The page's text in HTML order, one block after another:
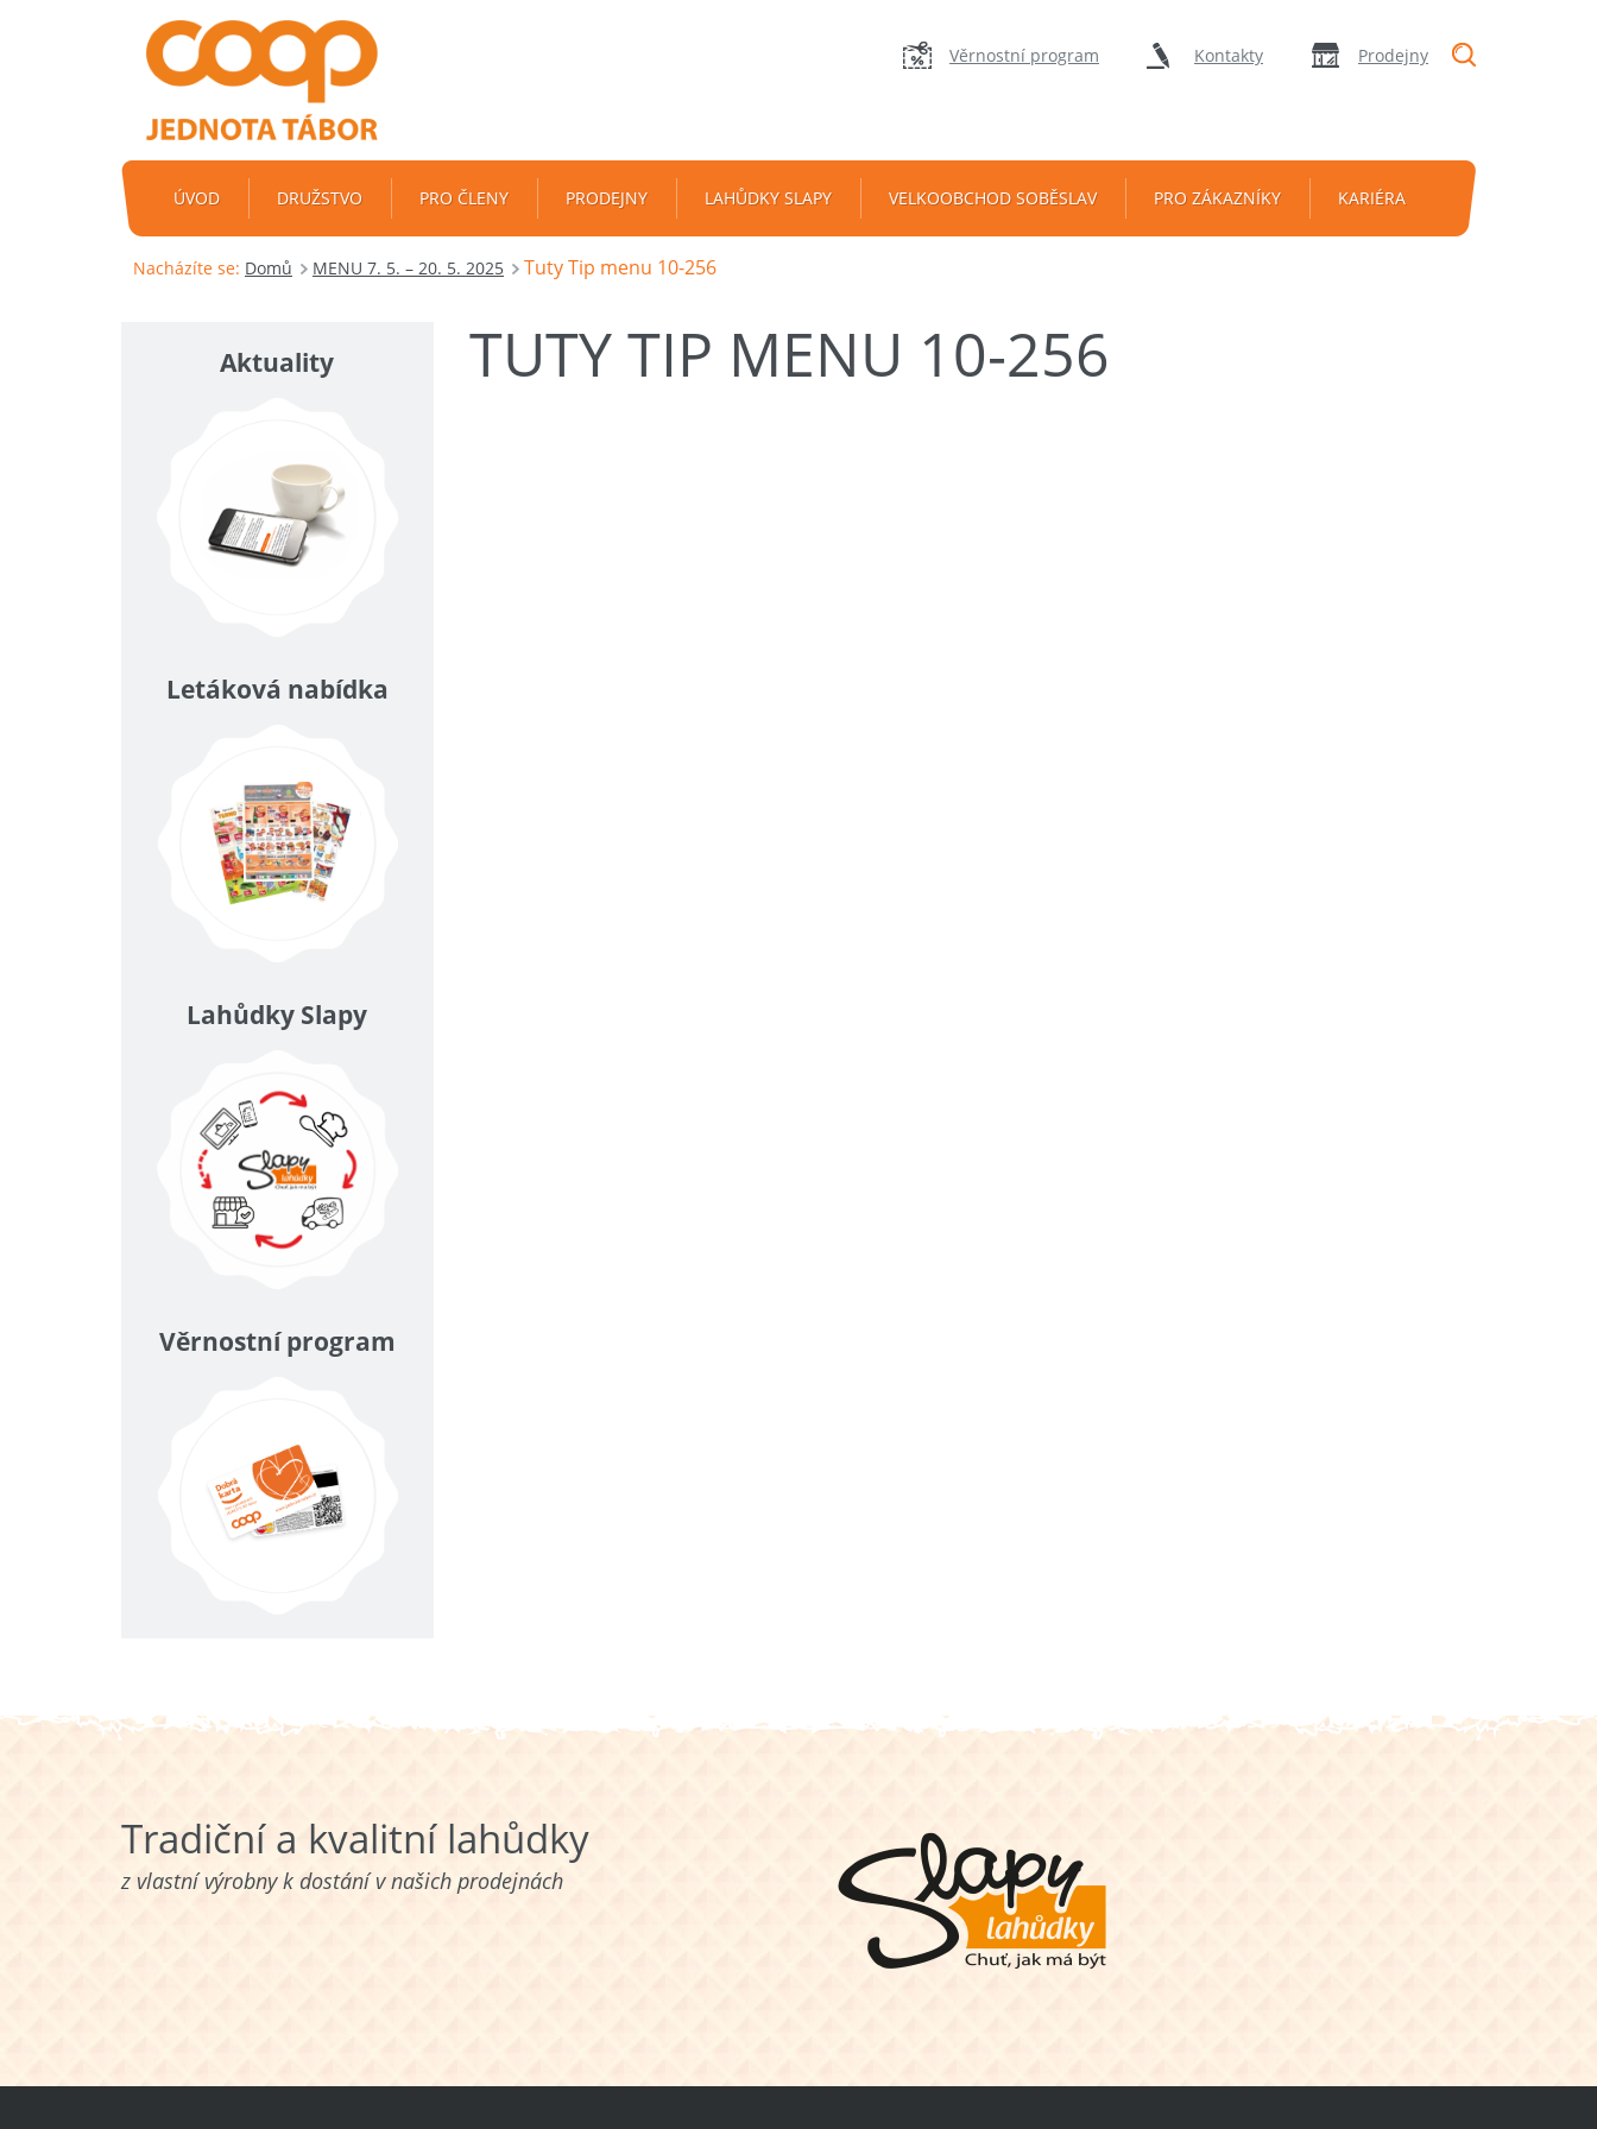
Věrnostní program Kontakty Prodejny
ÚVOD DRUŽSTVO PRO ČLENY PRODEJNY LAHŮDKY SLAPY VELKOOBCHOD SOBĚSLAV PRO ZÁKAZNÍKY KARIÉRA
Nacházíte se: Domů MENU 7. 5. – 20. 5. 2025 Tuty Tip menu 10-256
TUTY TIP MENU 10-256
Aktuality
Letáková nabídka
Lahůdky Slapy
Věrnostní program
Tradiční a kvalitní lahůdky
z vlastní výrobny k dostání v našich prodejnách